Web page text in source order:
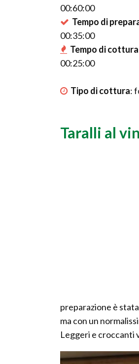
00:60:00
Tempo di
00:35:00
Tempo di cottura
00:25:00
Tipo di cottura:
Taralli al
preparazione è
ma con un
Leggeri e croccanti